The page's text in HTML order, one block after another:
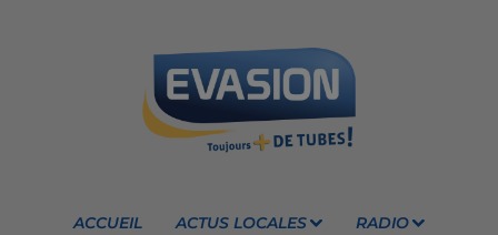
ACCUEIL ACTUS LOCALES RADIO